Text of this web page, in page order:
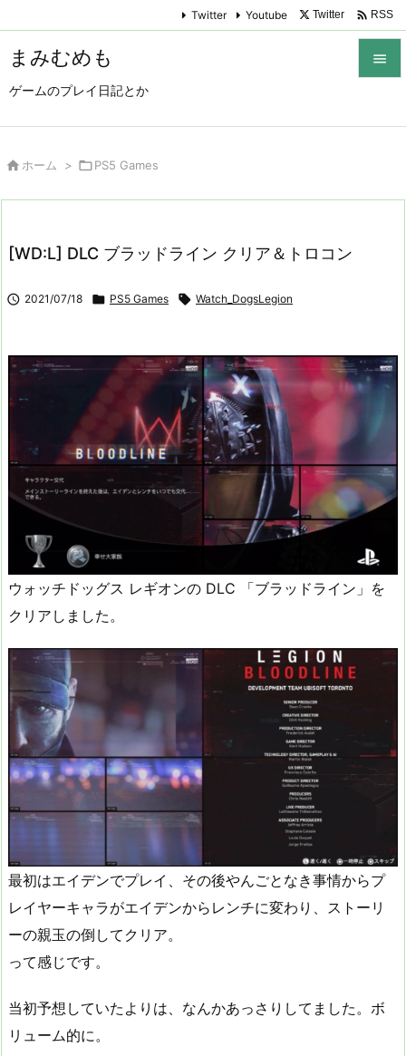
まみむめも
ゲームのプレイ日記とか

Twitter Youtube Twitter  RSS
 ホーム > PS5 Games
[WD:L] DLC ブラッドライン クリア＆トロコン
 2021/07/18  PS5 Games  Watch_DogsLegion
ウォッチドッグス レギオンの DLC 「ブラッドライン」を
クリアしました。
最初はエイデンでプレイ、その後やんごとなき事情からプ
レイヤーキャラがエイデンからレンチに変わり、ストーリ
ーの親玉の倒してクリア。
って感じです。
当初予想していたよりは、なんかあっさりしてました。ボ
リューム的に。